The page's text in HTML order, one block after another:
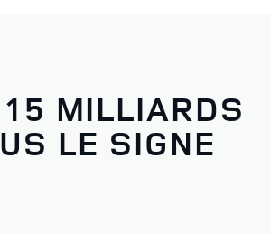
MILLIARDS
LE SIGNE